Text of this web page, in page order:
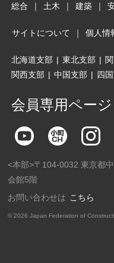
総合 ｜ 土木 ｜ 建築 ｜
サイトについて ｜ 個人情
北海道支部 | 東北支部 |
関西支部 | 中国支部 | 四
会員専用ページ
<本部>〒104-0032 東京都
会館5階
お問い合わせは こちら
©2026 Japan Federation of